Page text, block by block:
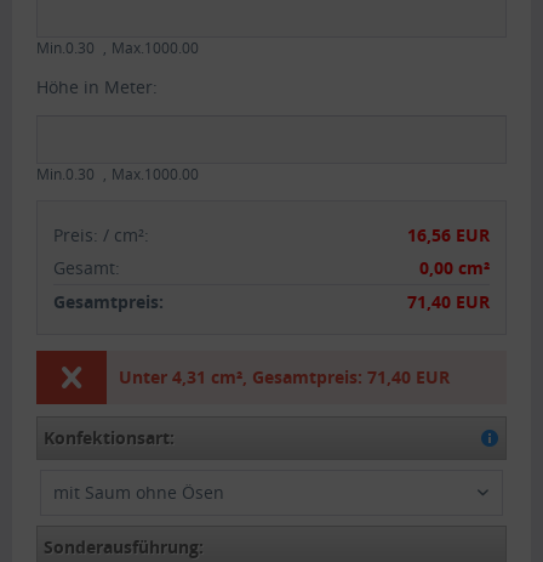
Min.0.30 Max.1000.00
Höhe in Meter:
Min.0.30 Max.1000.00
Preis: / cm²:
16,56 EUR
Gesamt:
0,00 cm²
Gesamtpreis:
71,40 EUR
Unter4,31 cm², Gesamtpreis: 71,40 EUR
Konfektionsart:
mit Saum ohne Ösen
Sonderausführung: